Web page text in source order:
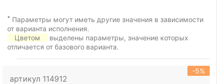
* Параметры могут иметь другие значения в зависимости
от варианта исполнения.
Цветом
выделены параметры, значение которых
отличается от базового варианта.
артикул 114912
-5%